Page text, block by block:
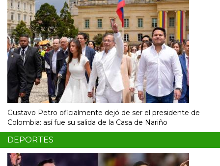
Gustavo Petro oficialmente dejó de ser el presidente de
Colombia: así fue su salida de la Casa de Nariño
DEPORTES